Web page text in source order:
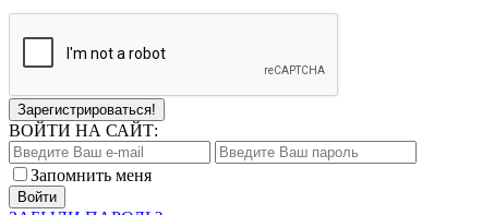
Зарегистрироваться!
ВОЙТИ НА САЙТ:
Запомнить меня